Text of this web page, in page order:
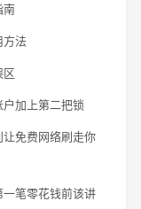
南
方法
区
加上第二把锁
让免费网络刷走你
一笔零花钱前该讲